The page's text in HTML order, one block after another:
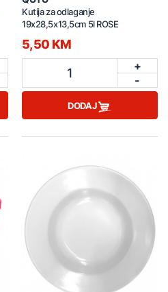
Kutija za odlaganje
19x28,5x13,5cm 5l ROSE
5,50 KM
1
+
-
DODAJ